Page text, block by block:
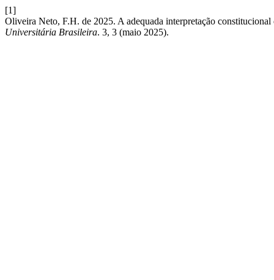
[1]
Oliveira Neto, F.H. de 2025. A adequada interpretação
Universitária Brasileira. 3, 3 (maio 2025).